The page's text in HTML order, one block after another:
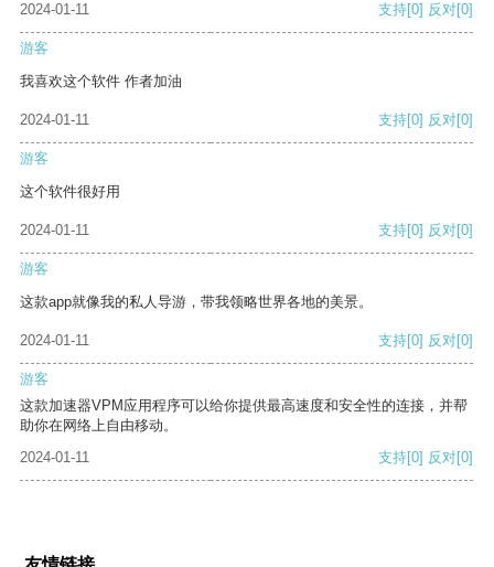
2024-01-11
支持[0] 反对[0]
游客
我喜欢这个软件 作者加油
2024-01-11 支持[0] 反对[0]
游客
这个软件很好用
2024-01-11 支持[0] 反对[0]
游客
这款app就像我的私人导游，带我领略世界各地的美景。
2024-01-11 支持[0] 反对[0]
游客
这款加速器VPM应用程序可以给你提供最高速度和安全性的连接，并帮
助你在网络上自由移动。
2024-01-11
支持[0] 反对[0]